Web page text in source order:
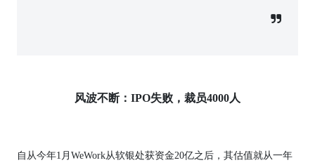
风波不断：IPO失败，裁员4000人
自从今年1月WeWork从软银处获资金20亿之后，其估值就从一年